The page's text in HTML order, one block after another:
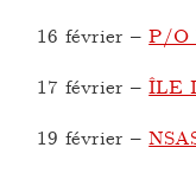
16 février –P/O
17 février –ÎLE
19 février –